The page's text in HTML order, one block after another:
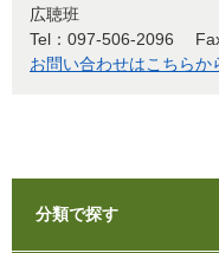
広聴班
Tel：097-506-2096
お問い合わせはこちらか
分類で探す